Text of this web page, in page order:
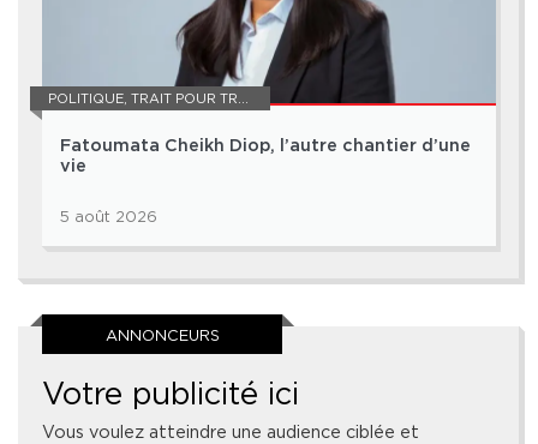
POLITIQUE, TRAIT POUR TRAIT
Fatoumata Cheikh Diop, l’autre chantier d’une
vie
5 août 2026
ANNONCEURS
Votre publicité ici
Vous voulez atteindre une audience ciblée et